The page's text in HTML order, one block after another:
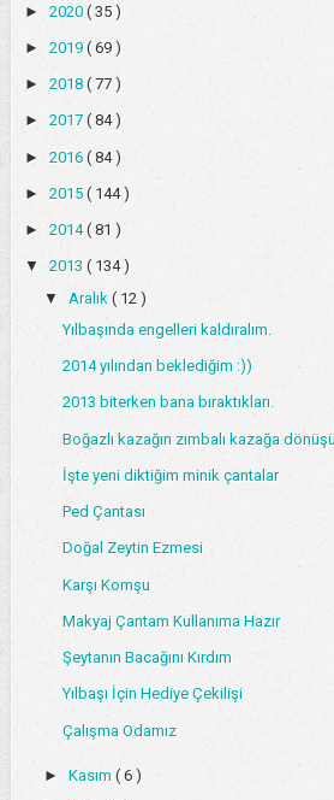
► 2020 ( 35 )
► 2019 ( 69 )
► 2018 ( 77 )
► 2017 ( 84 )
► 2016 ( 84 )
► 2015 ( 144 )
► 2014( 81 )
▼ 2013 ( 134 )
▼ Aralık ( 12 )
Yılbaşında engelleri kaldıralım.
2014 yılından beklediğim :))
2013 biterken bana bıraktıkları.
Boğazlı kazağın zımbalı kazağa
İşte yeni diktiğim minik çantalar
Ped Çantası
Doğal Zeytin Ezmesi
Karşı Komşu
Makyaj Çantam Kullanıma Hazır
Şeytanın Bacağını Kırdım
Yılbaşı İçin Hediye Çekilişi
Çalışma Odamız
► Kasım ( 6 )